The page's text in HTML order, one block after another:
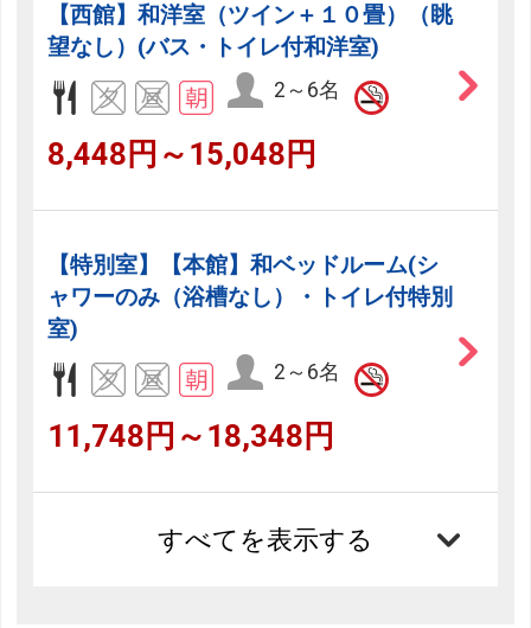
【西館】和洋室（ツイン＋１０畳）（眺
望なし）(バス・トイレ付和洋室)
2～6名
8,448円～15,048円
【特別室】【本館】和ベッドルーム(シ
ャワーのみ（浴槽なし）・トイレ付特別
室)
2～6名
11,748円～18,348円
すべてを表示する